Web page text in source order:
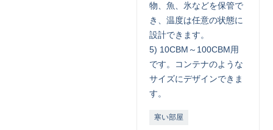
物、魚、氷などを保管で
き、温度は任意の状態に
設計できます。
5) 10CBM～100CBM用
です。コンテナのような
サイズにデザインできま
す。
寒い部屋